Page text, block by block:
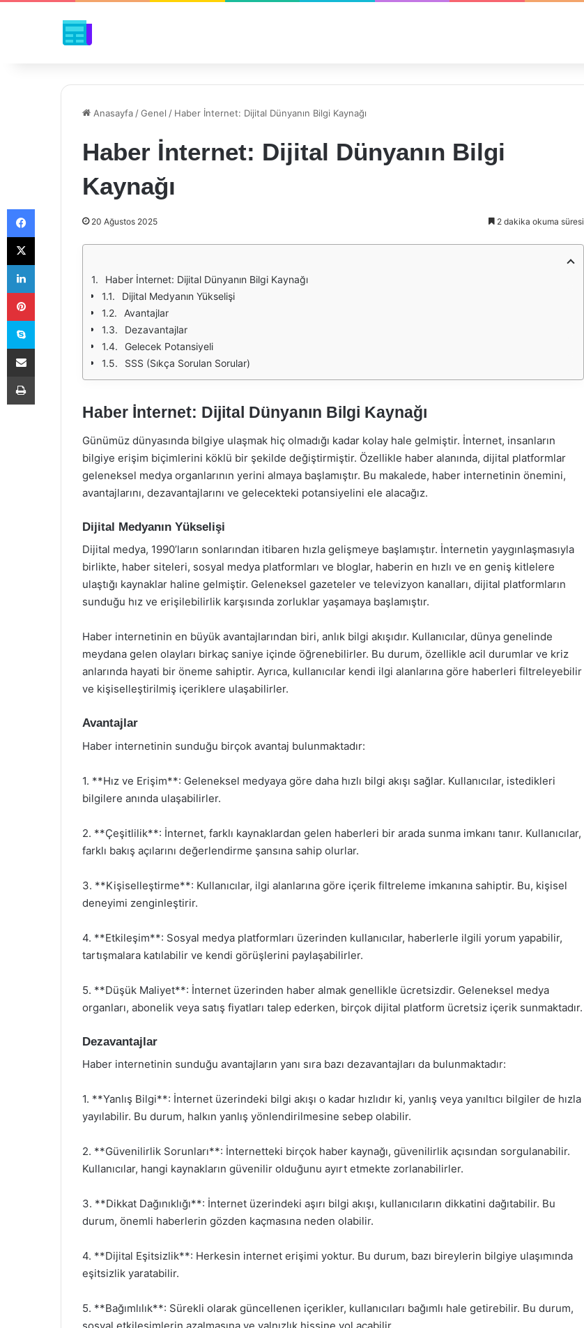
Anasayfa /Genel / Haber İnternet: Dijital Dünyanın Bilgi Kaynağı
Haber İnternet: Dijital Dünyanın Bilgi
Kaynağı
20 Ağustos 2025 2 dakika okuma süresi
Haber İnternet: Dijital Dünyanın Bilgi Kaynağı
Dijital Medyanın Yükselişi
Avantajlar
Dezavantajlar
Gelecek Potansiyeli
SSS (Sıkça Sorulan Sorular)
Haber İnternet: Dijital Dünyanın Bilgi Kaynağı
Günümüz dünyasında bilgiye ulaşmak hiç olmadığı kadar kolay hale gelmiştir. İnternet, insanların
bilgiye erişim biçimlerini köklü bir şekilde değiştirmiştir. Özellikle haber alanında, dijital platformlar
geleneksel medya organlarının yerini almaya başlamıştır. Bu makalede, haber internetinin önemini,
avantajlarını, dezavantajlarını ve gelecekteki potansiyelini ele alacağız.
Dijital Medyanın Yükselişi
Dijital medya, 1990’ların sonlarından itibaren hızla gelişmeye başlamıştır. İnternetin yaygınlaşmasıyla
birlikte, haber siteleri, sosyal medya platformları ve bloglar, haberin en hızlı ve en geniş kitlelere
ulaştığı kaynaklar haline gelmiştir. Geleneksel gazeteler ve televizyon kanalları, dijital platformların
sunduğu hız ve erişilebilirlik karşısında zorluklar yaşamaya başlamıştır.
Haber internetinin en büyük avantajlarından biri, anlık bilgi akışıdır. Kullanıcılar, dünya genelinde
meydana gelen olayları birkaç saniye içinde öğrenebilirler. Bu durum, özellikle acil durumlar ve kriz
anlarında hayati bir öneme sahiptir. Ayrıca, kullanıcılar kendi ilgi alanlarına göre haberleri filtreleyebilir
ve kişiselleştirilmiş içeriklere ulaşabilirler.
Avantajlar
Haber internetinin sunduğu birçok avantaj bulunmaktadır:
1. **Hız ve Erişim**: Geleneksel medyaya göre daha hızlı bilgi akışı sağlar. Kullanıcılar, istedikleri
bilgilere anında ulaşabilirler.
2. **Çeşitlilik**: İnternet, farklı kaynaklardan gelen haberleri bir arada sunma imkanı tanır. Kullanıcılar,
farklı bakış açılarını değerlendirme şansına sahip olurlar.
3. **Kişiselleştirme**: Kullanıcılar, ilgi alanlarına göre içerik filtreleme imkanına sahiptir. Bu, kişisel
deneyimi zenginleştirir.
4. **Etkileşim**: Sosyal medya platformları üzerinden kullanıcılar, haberlerle ilgili yorum yapabilir,
tartışmalara katılabilir ve kendi görüşlerini paylaşabilirler.
5. **Düşük Maliyet**: İnternet üzerinden haber almak genellikle ücretsizdir. Geleneksel medya
organları, abonelik veya satış fiyatları talep ederken, birçok dijital platform ücretsiz içerik sunmaktadır.
Dezavantajlar
Haber internetinin sunduğu avantajların yanı sıra bazı dezavantajları da bulunmaktadır:
1. **Yanlış Bilgi**: İnternet üzerindeki bilgi akışı o kadar hızlıdır ki, yanlış veya yanıltıcı bilgiler de hızla
yayılabilir. Bu durum, halkın yanlış yönlendirilmesine sebep olabilir.
2. **Güvenilirlik Sorunları**: İnternetteki birçok haber kaynağı, güvenilirlik açısından sorgulanabilir.
Kullanıcılar, hangi kaynakların güvenilir olduğunu ayırt etmekte zorlanabilirler.
3. **Dikkat Dağınıklığı**: İnternet üzerindeki aşırı bilgi akışı, kullanıcıların dikkatini dağıtabilir. Bu
durum, önemli haberlerin gözden kaçmasına neden olabilir.
4. **Dijital Eşitsizlik**: Herkesin internet erişimi yoktur. Bu durum, bazı bireylerin bilgiye ulaşımında
eşitsizlik yaratabilir.
5. **Bağımlılık**: Sürekli olarak güncellenen içerikler, kullanıcıları bağımlı hale getirebilir. Bu durum,
Facebook
X
LinkedIn
Pinterest
Skype
E-Posta ile paylaş